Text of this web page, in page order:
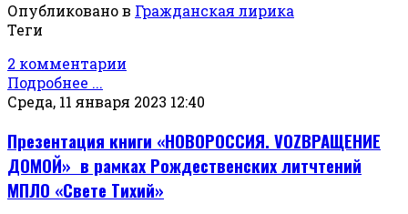
Опубликовано в Гражданская лирика
Теги
2 комментарии
Подробнее ...
Среда, 11 января 2023 12:40
Презентация книги «НОВОРОССИЯ. VOZВРАЩЕНИЕ
ДОМОЙ» в рамках Рождественских литчтений
МПЛО «Свете Тихий»